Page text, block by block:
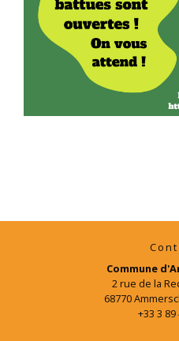
Commune
2 rue de la
68770
+33 3 89